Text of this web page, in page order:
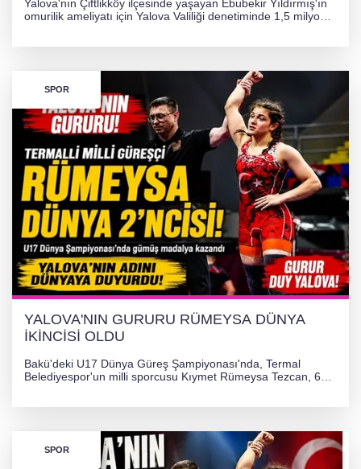
Yalova'nın Çiftlikköy ilçesinde yaşayan Ebubekir Yıldırmış'ın
omurilik ameliyatı için Yalova Valiliği denetiminde 1,5 milyon
SPOR
YALOVA'NIN GURURU RÜMEYSA DÜNYA
İKİNCİSİ OLDU
Bakü'deki U17 Dünya Güreş Şampiyonası'nda, Termal
Belediyespor'un milli sporcusu Kıymet Rümeysa Tezcan, 69
SPOR